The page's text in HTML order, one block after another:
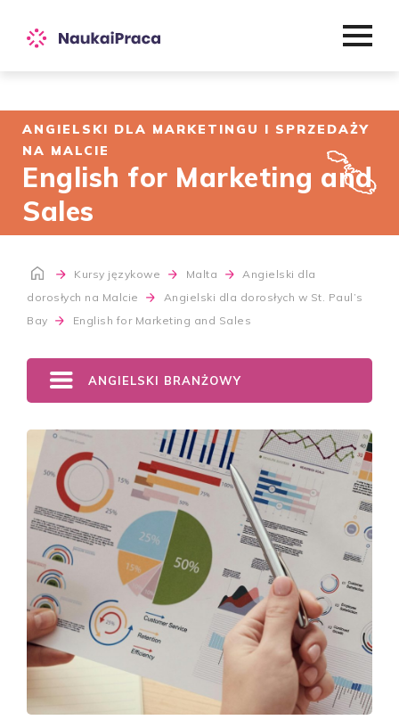
ANGIELSKI DLA MARKETINGU I SPRZEDAŻY
NA MALCIE
English for Marketing and
Sales
Kursy językowe Malta
Angielski dla
dorosłych na Malcie
Angielski dla dorosłych w St. Paul’s
Bay
English for Marketing and Sales
ANGIELSKI BRANŻOWY